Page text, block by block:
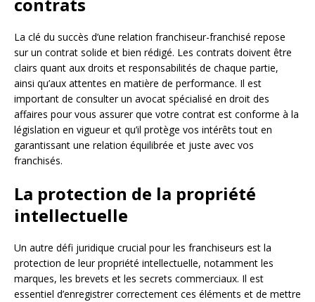
contrats
La clé du succès d’une relation franchiseur-franchisé repose
sur un contrat solide et bien rédigé. Les contrats doivent être
clairs quant aux droits et responsabilités de chaque partie,
ainsi qu’aux attentes en matière de performance. Il est
important de consulter un avocat spécialisé en droit des
affaires pour vous assurer que votre contrat est conforme à la
législation en vigueur et qu’il protège vos intérêts tout en
garantissant une relation équilibrée et juste avec vos
franchisés.
La protection de la propriété
intellectuelle
Un autre défi juridique crucial pour les franchiseurs est la
protection de leur propriété intellectuelle, notamment les
marques, les brevets et les secrets commerciaux. Il est
essentiel d’enregistrer correctement ces éléments et de mettre